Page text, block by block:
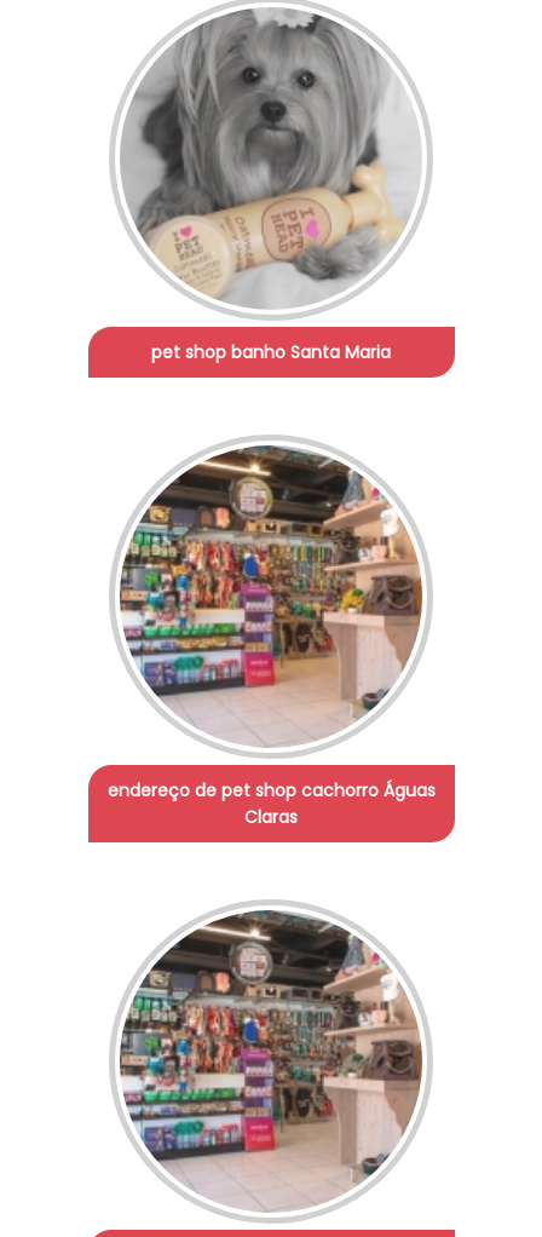
pet shop banho Santa Maria
endereço de pet shop cachorro Águas
Claras